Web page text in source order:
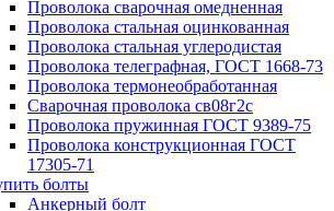
Проволока сварочная омедненная
Проволока стальная оцинкованная
Проволока стальная углеродистая
Проволока телеграфная, ГОСТ 1668-73
Проволока термонеобработанная
Сварочная проволока св08г2с
Проволока пружинная ГОСТ 9389-75
Проволока конструкционная ГОСТ
17305-71
болты
Анкерный болт